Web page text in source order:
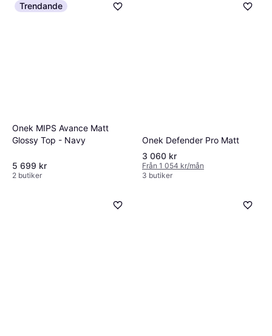
Trendande
Onek MIPS Avance Matt
Glossy Top - Navy
5 699 kr
2 butiker
Onek Defender Pro Matt
3 060 kr
Från 1 054 kr/mån
3 butiker